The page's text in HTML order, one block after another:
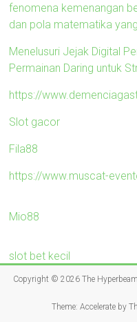
fenomena kemenangan
dan pola matematika
Menelusuri Jejak Digital
Permainan Daring untuk
https://
Slot gacor
Fila88
https://www.muscat-
Mio88
slot bet kecil
Copyright © 2026 The
Theme: Accelerateby